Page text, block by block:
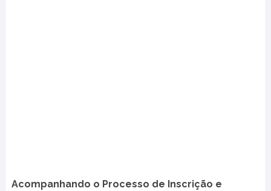
Acompanhando o Processo de Inscrição e